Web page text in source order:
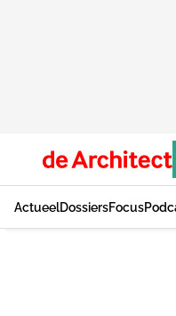
ActueelDossiersFocus